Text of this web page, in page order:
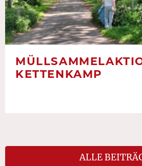
KETTENKAMP
ALLE